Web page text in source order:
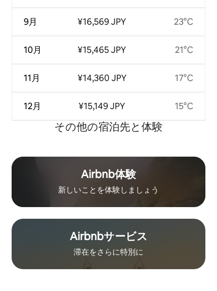
9月
10月
11月
12月
¥16,569 JPY
¥15,465 JPY
¥14,360 JPY
¥15,149 JPY
23°C
21°C
17°C
15°C
その他の宿⁠泊⁠先と体⁠験
Airbnb体験
新しいことを体験しましょう
Airbnb⁠サ⁠ー⁠ビ⁠ス
滞在をさ⁠ら⁠に特⁠別⁠に